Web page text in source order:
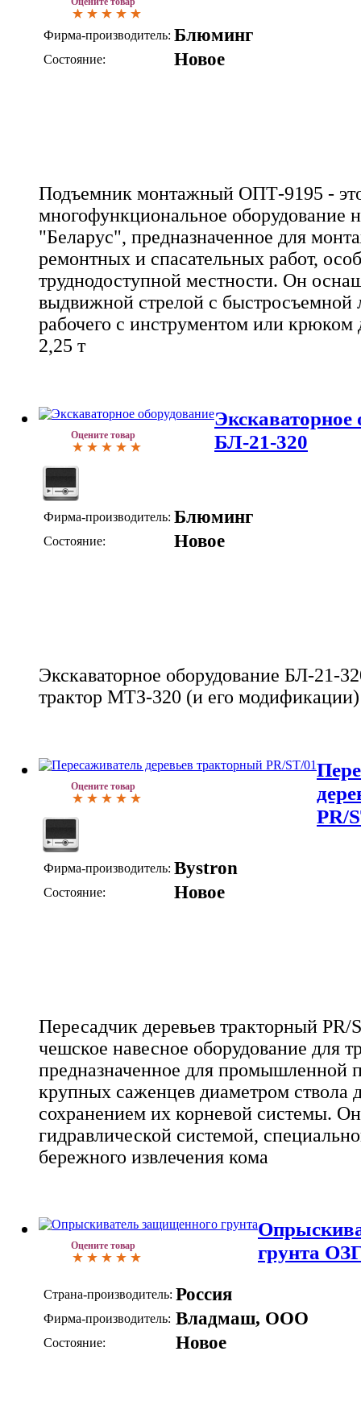
Фирма-производитель: Блюминг
Состояние: Новое
Подъемник монтажный ОПТ-9195 -
многофункциональное оборудование
"Беларус", предназначенное для
ремонтных и спасательных работ,
труднодоступной местности. Он
выдвижной стрелой с быстросъемной
рабочего с инструментом или крюком
2,25 т
Оцените товар
Экскаваторное
БЛ-21-320
Фирма-производитель: Блюминг
Состояние: Новое
Экскаваторное оборудование БЛ-21-
трактор МТЗ-320 (и его модификации)
Оцените товар
PR/
Фирма-производитель: Bystron
Состояние: Новое
Пересадчик деревьев тракторный PR/
чешское навесное оборудование для
предназначенное для промышленной
крупных саженцев диаметром ствола
сохранением их корневой системы.
гидравлической системой,
бережного извлечения кома
Оцените товар
грунта
Страна-производитель: Россия
Фирма-производитель: Владмаш, ООО
Состояние: Новое